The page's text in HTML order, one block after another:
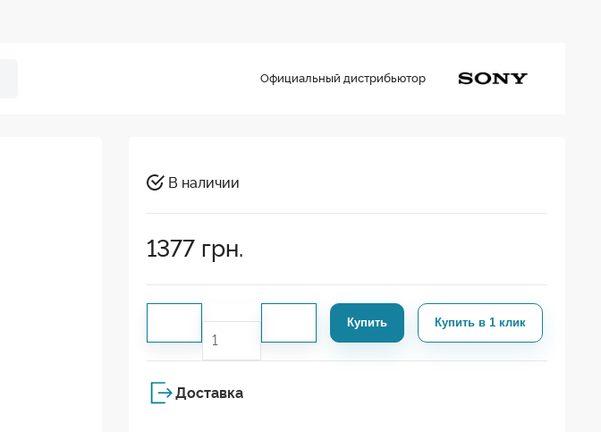
Официальный дистрибьютор
В наличии
1377 грн.
Купить Купить в 1 клик
Доставка